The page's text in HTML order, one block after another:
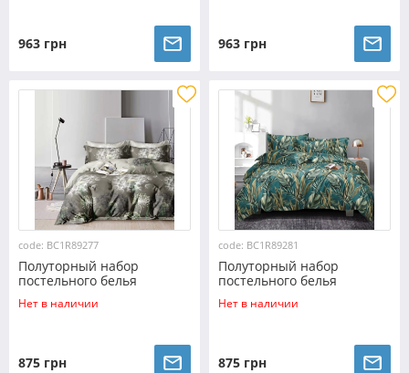
963 грн 963 грн
code: BC1R89277
Полуторный набор
постельного белья
150*220 из Ранфорса
№89277 Черешенка™
Нет в наличии
875 грн
code: BC1R89281
Полуторный набор
постельного белья
150*220 из Ранфорса
№89281 Черешенка™
Нет в наличии
875 грн